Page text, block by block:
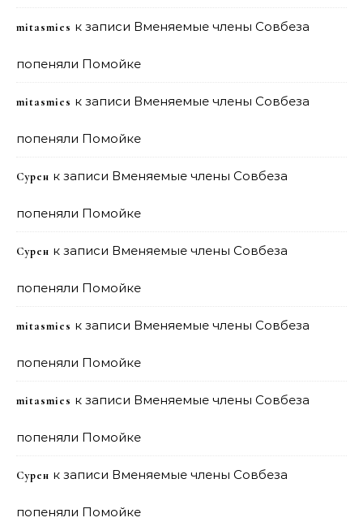
mitasmies к записи Вменяемые члены Совбеза
попеняли Помойке
mitasmies к записи Вменяемые члены Совбеза
попеняли Помойке
Сурен к записи Вменяемые члены Совбеза
попеняли Помойке
Сурен к записи Вменяемые члены Совбеза
попеняли Помойке
mitasmies к записи Вменяемые члены Совбеза
попеняли Помойке
mitasmies к записи Вменяемые члены Совбеза
попеняли Помойке
Сурен к записи Вменяемые члены Совбеза
попеняли Помойке